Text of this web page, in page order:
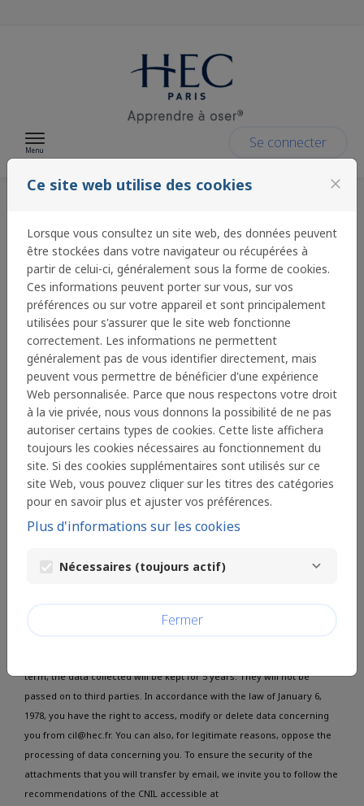
Menu Se connecter
Mission Egalité des
Chances - HEC Paris
Bienvenue sur la plateforme de la Mission Égalité
des Chances de HEC Paris dédiée au dépôt des
candidatures.
Welcome to the HEC Paris Equal Opportunities
Mission platform dedicated to submitting
applications.
Cliquez surintroduire une demande(ouaccéder à
mon comptesi vous avez déjà créé votre compte
Optimy).
Click onsubmit a request(oraccess my account
Opportunity programs. We will contact you to follow your course of
term, the data collected will be kept for 5 years. They will not be
passed on to third parties. In accordance with the law of January 6,
1978, you have the right to access, modify or delete data concerning
you from cil@hec.fr. You can also, for legitimate reasons, oppose the
processing of data concerning you. To ensure the security of the
attachments that you will transfer by email, we invite you to follow the
recommendations of the CNIL accessible at
Ce site web utilise des cookies close
Lorsque vous consultez un site web, des données peuvent
être stockées dans votre navigateur ou récupérées à
partir de celui-ci, généralement sous la forme de cookies.
Ces informations peuvent porter sur vous, sur vos
préférences ou sur votre appareil et sont principalement
utilisées pour s'assurer que le site web fonctionne
correctement. Les informations ne permettent
généralement pas de vous identifier directement, mais
peuvent vous permettre de bénéficier d'une expérience
Web personnalisée. Parce que nous respectons votre droit
à la vie privée, nous vous donnons la possibilité de ne pas
autoriser certains types de cookies. Cette liste affichera
toujours les cookies nécessaires au fonctionnement du
site. Si des cookies supplémentaires sont utilisés sur ce
site Web, vous pouvez cliquer sur les titres des catégories
pour en savoir plus et ajuster vos préférences.
Plus d'informations sur les cookies
Nécessaires (toujours actif)
Fermer